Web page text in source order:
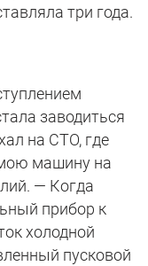
три года.
заводиться
на СТО, где
машину на
— Когда
прибор к
холодной
пусковой